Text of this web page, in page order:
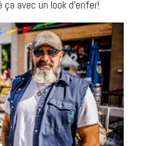
avec un look d’enfer!